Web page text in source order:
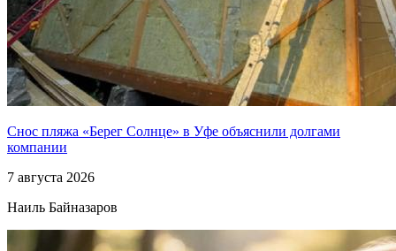
Снос пляжа «Берег Солнце» в Уфе объяснили долгами
компании
7 августа 2026
Наиль Байназаров